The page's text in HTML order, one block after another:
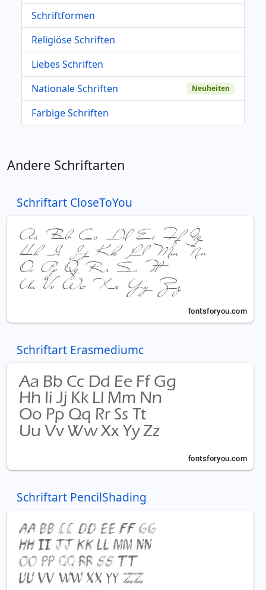
Schriftformen
Religiöse Schriften
Liebes Schriften
Nationale Schriften
Neuheiten
Farbige Schriften
Andere Schriftarten
Schriftart CloseToYou
Schriftart Erasmediumc
Schriftart PencilShading